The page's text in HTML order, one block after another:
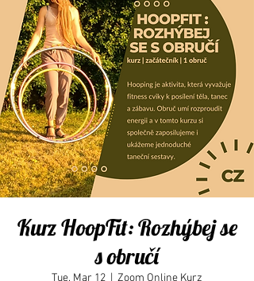
Kurz HoopFit: Rozhýbej se
s obručí
Tue, Mar 12 Zoom Online Kurz